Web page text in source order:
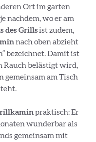
Ort im garten
nachdem, wo er am
des Grillsist zudem,
nach oben abzieht
bezeichnet. Damit ist
Rauch belästigt wird,
gemeinsam am Tisch
praktisch: Er
wunderbar als
gemeinsam mit